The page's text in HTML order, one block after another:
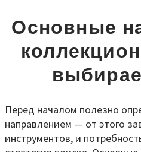
Основные
Перед началом полезно
направлением — от этого
инструментов, и